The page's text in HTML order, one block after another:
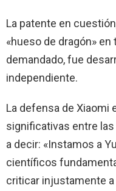
La patente en
«hueso de dragón»
demandado, fue
independiente.
La defensa de
significativas entre
a decir: «Instamos a
científicos
criticar injustamente